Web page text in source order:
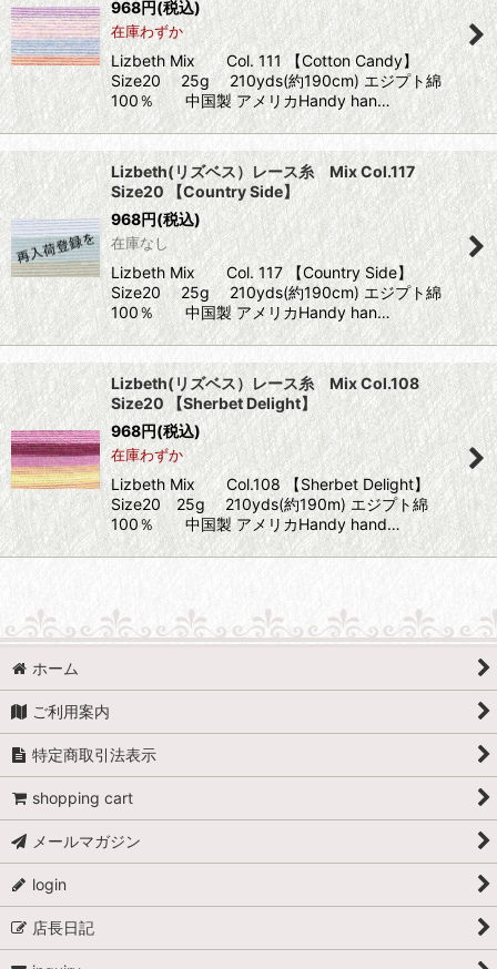
968円(税込)
在庫わずか
Lizbeth Mix Col. 111 【Cotton Candy】
Size20 25g 210yds(約190cm) エジプト綿
100％ 中国製 アメリカHandy han…
Lizbeth(リズベス）レース糸 Mix Col.117
Size20 【Country Side】
968円(税込)
在庫なし
Lizbeth Mix Col. 117 【Country Side】
Size20 25g 210yds(約190cm) エジプト綿
100％ 中国製 アメリカHandy han…
Lizbeth(リズベス）レース糸 Mix Col.108
Size20 【Sherbet Delight】
968円(税込)
在庫わずか
Lizbeth Mix Col.108 【Sherbet Delight】
Size20 25g 210yds(約190m) エジプト綿
100％ 中国製 アメリカHandy hand…
ホーム
ご利用案内
特定商取引法表示
shopping cart
メールマガジン
login
店長日記